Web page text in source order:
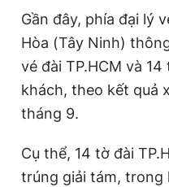
Gần đây, phía đại lý
Hòa (Tây Ninh)
vé đài TP.HCM và
khách, theo kết quả
tháng 9.
Cụ thể, 14 tờ đài
trúng giải tám, trong